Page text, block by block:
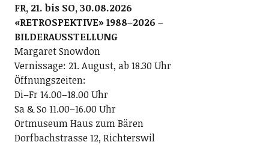
FR, 21. bis SO, 30.08.2026
«RETROSPEKTIVE» 1988–2026 –
BILDERAUSSTELLUNG
Margaret Snowdon
Vernissage: 21. August, ab 18.30 Uhr
Öffnungszeiten:
Di–Fr 14.00–18.00 Uhr
Sa & So 11.00–16.00 Uhr
Ortmuseum Haus zum Bären
Dorfbachstrasse 12, Richterswil